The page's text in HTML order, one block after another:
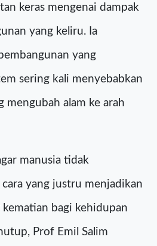
keras mengenai dampak
yang keliru. Ia
yang
sering kali menyebabkan
mengubah alam ke arah
manusia tidak
yang justru menjadikan
kematian bagi kehidupan
Prof Emil Salim